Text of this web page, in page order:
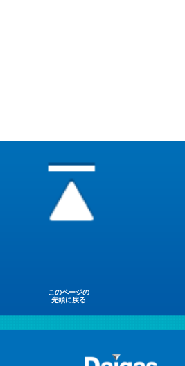
このページの
先頭に戻る